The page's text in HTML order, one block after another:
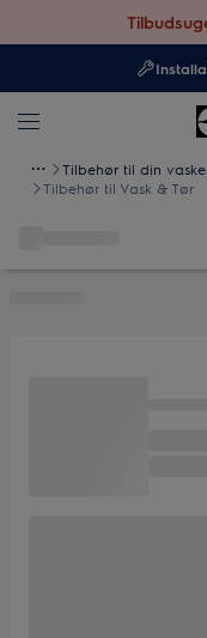
Tilbehør til din
Tilbehør til Vask & Tør